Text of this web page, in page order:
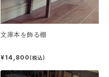
文庫本を飾る棚
¥14,800(税込)